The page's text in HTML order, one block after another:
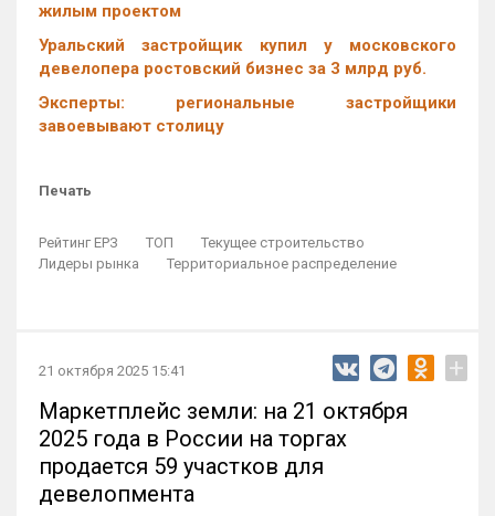
жилым проектом
Уральский застройщик купил у московского
девелопера ростовский бизнес за 3 млрд руб.
Эксперты: региональные застройщики
завоевывают столицу
Печать
Рейтинг ЕРЗ ТОП
Текущее строительство
Лидеры рынка
Территориальное распределение
21 октября 2025 15:41 +
Маркетплейс земли: на 21 октября
2025 года в России на торгах
продается 59 участков для
девелопмента